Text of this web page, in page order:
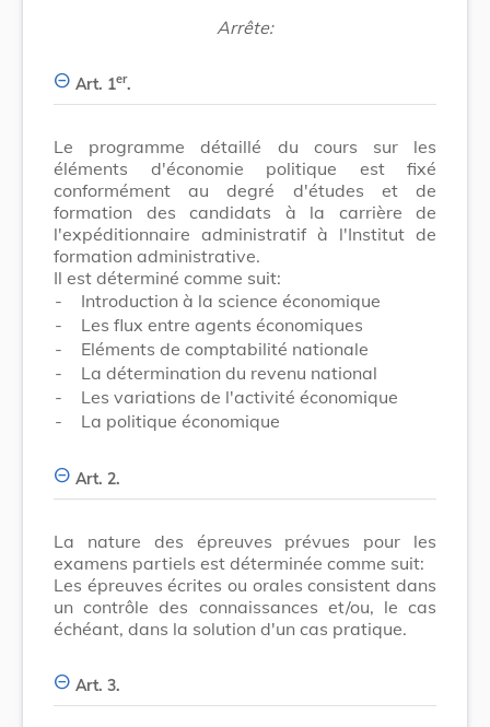
Arrête:
Art. 1er.
Le programme détaillé du cours sur les
éléments d'économie politique est fixé
conformément au degré d'études et de
formation des candidats à la carrière de
l'expéditionnaire administratif à l'Institut de
formation administrative.
Il est déterminé comme suit:
-
Introduction à la science économique
-
Les flux entre agents économiques
-
Eléments de comptabilité nationale
-
La détermination du revenu national
-
Les variations de l'activité économique
-
La politique économique
Art. 2.
La nature des épreuves prévues pour les
examens partiels est déterminée comme suit:
Les épreuves écrites ou orales consistent dans
un contrôle des connaissances et/ou, le cas
échéant, dans la solution d'un cas pratique.
Art. 3.